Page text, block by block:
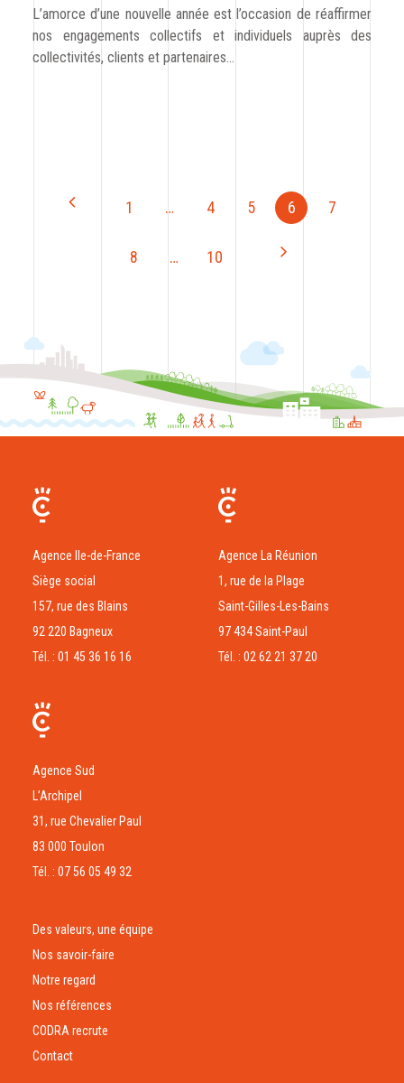
L’amorce d’une nouvelle année est l’occasion de réaffirmer
nos engagements collectifs et individuels auprès des
collectivités, clients et partenaires…
1 … 4 5 6 7
8 … 10
Agence Ile-de-France
Siège social
157, rue des Blains
92 220 Bagneux
Tél. : 01 45 36 16 16
Agence La Réunion
1, rue de la Plage
Saint-Gilles-Les-Bains
97 434 Saint-Paul
Tél. : 02 62 21 37 20
Agence Sud
L’Archipel
31, rue Chevalier Paul
83 000 Toulon
Tél. : 07 56 05 49 32
Des valeurs, une équipe
Nos savoir-faire
Notre regard
Nos références
CODRA recrute
Contact